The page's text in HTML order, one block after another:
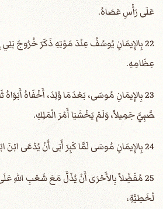
عَلَى رَأْسِ عَصَاهُ.
22 بِالإِيمَانِ يُوسُفُ عِنْدَ مَوْتِهِ ذَكَرَ خُرُوجَ
عِظَامِهِ.
23 بِالإِيمَانِ مُوسَى، بَعْدَمَا وُلِدَ، أَخْفَاهُ أَبَوَاهُ
صَّبِيَّ جَمِيلاً، وَلَمْ يَخْشَيَا أَمْرَ الْمَلِكِ.
24 بِالإِيمَانِ مُوسَى لَمَّا كَبِرَ أَبَى أَنْ يُدْعَى ابْنَ ابْنَةِ فِرْعَوْنَ،
25 مُفَضِّلاً بِالأَحْرَى أَنْ يُذَلَّ مَعَ شَعْبِ اللهِ
لْخَطِيَّةِ،